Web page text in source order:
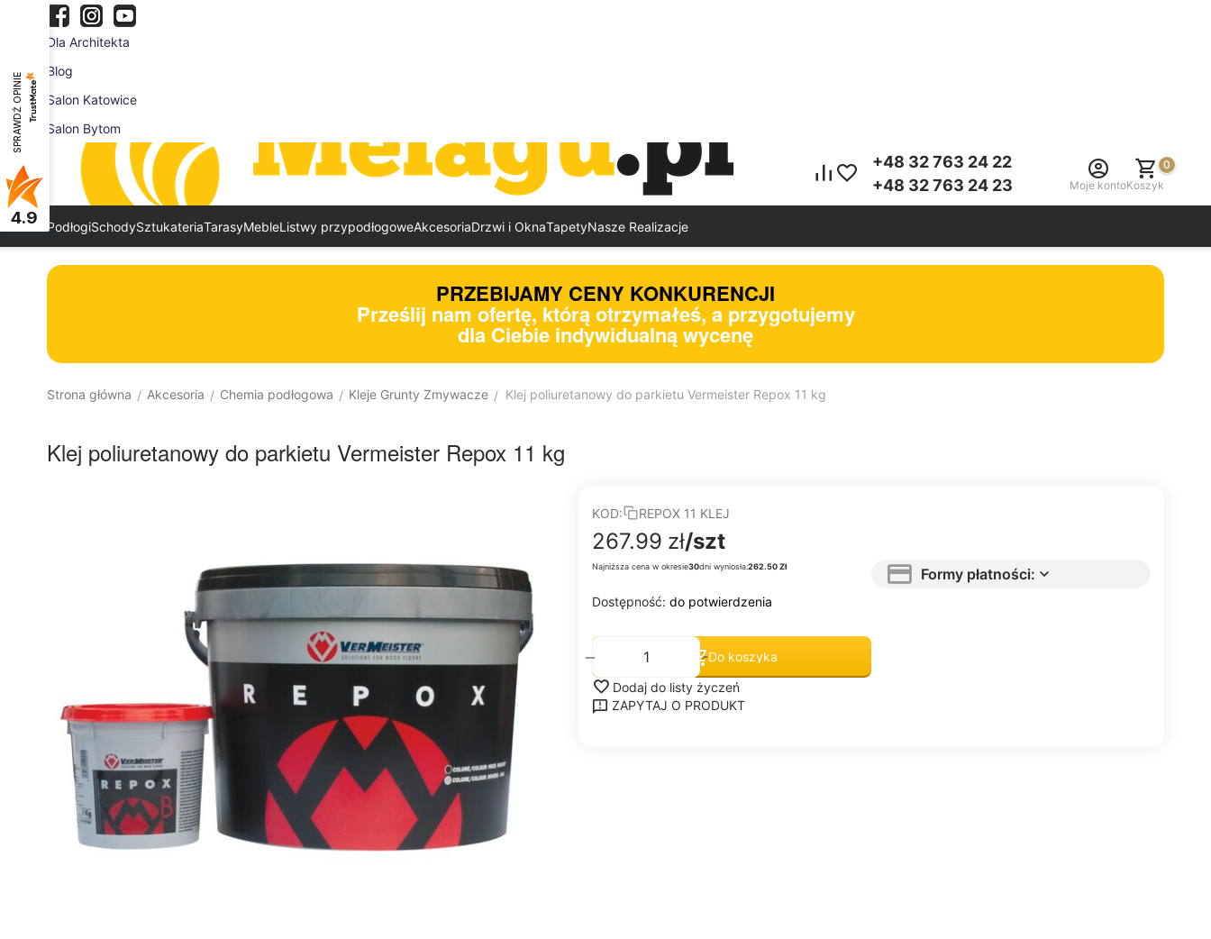
Dla Architekta
Blog
Salon Katowice
Salon Bytom
+48 32 763 24 22
+48 32 763 24 23
Moje konto
0
Koszyk
PodłogiSchodySztukateriaTarasyMebleListwy przypodłogoweAkcesoriaDrzwi i OknaTapetyNasze Realizacje
PRZEBIJAMY CENY KONKURENCJI
Prześlij nam ofertę, którą otrzymałeś, a przygotujemy
dla Ciebie indywidualną wycenę
Strona główna / Akcesoria / Chemia podłogowa / Kleje Grunty Zmywacze / Klej poliuretanowy do parkietu Vermeister Repox 11 kg
Klej poliuretanowy do parkietu Vermeister Repox 11 kg
KOD: REPOX 11 KLEJ
267.99 zł/szt
Najniższa cena w okresie30dni wyniosła:262.50 Zł
Dostępność: do potwierdzenia
+
−
Do koszyka
Dodaj do listy życzeń
ZAPYTAJ O PRODUKT
Formy płatności:
SPRAWDŹ OPINIE
4.9